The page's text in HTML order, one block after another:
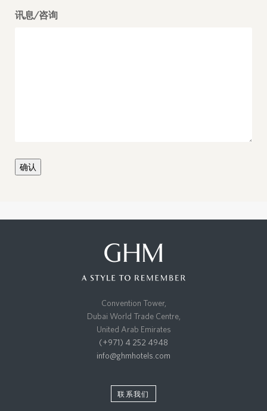
讯息/咨询
确认
Convention Tower,
Dubai World Trade Centre,
United Arab Emirates
(+971) 4 252 4948
info@ghmhotels.com
联系我们